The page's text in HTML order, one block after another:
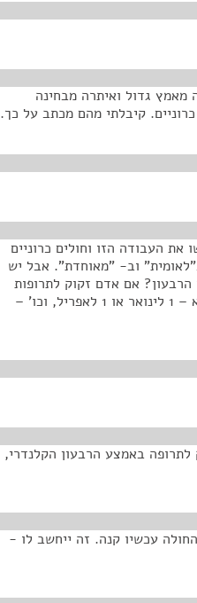
מאמץ גדול ואיתרה מבחינה
קיבלתי מהם מכתב על כך.
העבודה הזו וחולים כרוניים
וב- "מאוחדת". אבל יש
אם אדם זקוק לתרופות
כרוניות או לאיזושהי תרופה, בכלל, והוא זקוק לה לא – 1 לינואר או 1 לאפריל, וכו' –
לתרופה באמצע הרבעון הקלנדרי,
עכשיו קנה. זה ייחשב לו -